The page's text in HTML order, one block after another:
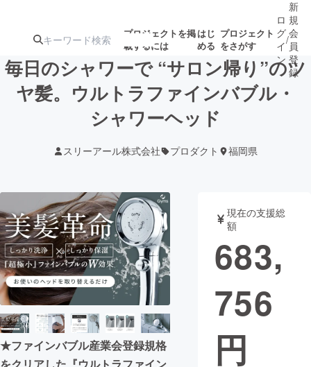
プロジェクトを掲
載するには
はじ
める
プロジェクト
をさがす
注目のリ 注目の新着プロ募集終了が近いプ
テクノロジー・ガジェット
映像・映画 書籍・雑誌
ビジネス・起業 チャレンジ
まちづくり・地域活性化
ロ
グ
イ
ン
/
新
規
会
員
登
録
毎日のシャワーで “サロン帰り”のツ
ヤ髪。ウルトラファインバブル・
シャワーヘッド
スリーアール株式会社 プロダクト 福岡県
★ファインバブル産業会登録規格
現在の支援総
額
683,
756
円